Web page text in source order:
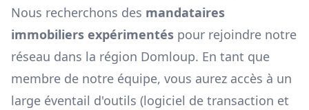
Nous recherchons des mandataires
immobiliers expérimentés pour rejoindre notre
réseau dans la région Domloup. En tant que
membre de notre équipe, vous aurez accès à un
large éventail d'outils (logiciel de transaction et